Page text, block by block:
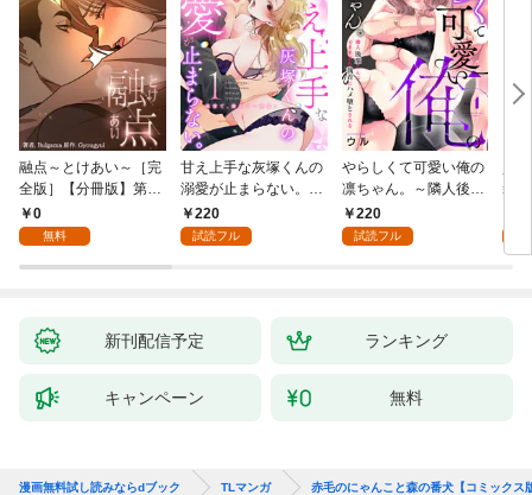
融点～とけあい～［完
全版］【分冊版】第1
話0
無料
甘え上手な灰塚くんの
溺愛が止まらない。純
情で、健気で…絶倫！
(1)
220
試読フル
やらしくて可愛い俺の
凛ちゃん。～隣人後輩
くんのイキすぎた執着
にハメ堕とされる～(1)
220
試読フル
装
感
【
新刊配信予定 ランキング
キャンペーン 無料
漫画無料試し読みならdブック TLマンガ 赤毛のにゃんこと森の番犬【コミックス